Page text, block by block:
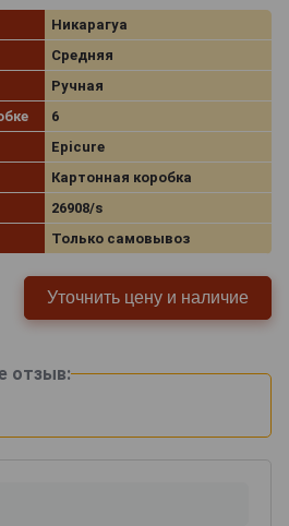
Никарагуа
Средняя
Ручная
6
Epicure
Картонная коробка
26908/s
Только самовывоз
Уточнить цену и наличие
отзыв: